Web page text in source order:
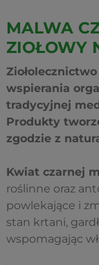
MALWA
ZIOŁOWY
wspierania
tradycyjnej
Produkty
zgodzie z
Kwiat czarnej
roślinne oraz
powlekające i
stan krtani,
wspomagając